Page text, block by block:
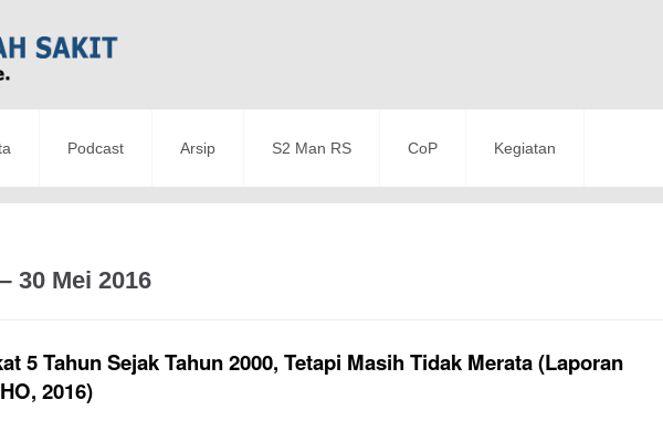
Podcast Arsip S2 Man RS CoP Kegiatan
30 Mei 2016
5 Tahun Sejak Tahun 2000, Tetapi Masih Tidak Merata (Laporan
2016)